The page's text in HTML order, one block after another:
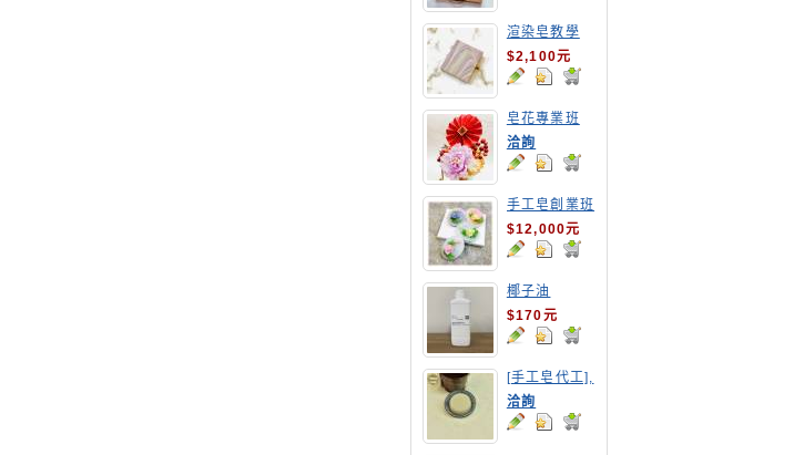
渲染皂教學
$2,100元
皂花專業班
洽詢
手工皂創業班
(MP皂班)
$12,000元
椰子油
$170元
[手工皂代工],
摩洛哥洗髮皂
洽詢